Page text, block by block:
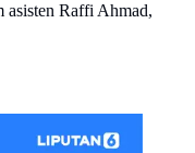
asisten Raffi Ahmad,
Abdillah)